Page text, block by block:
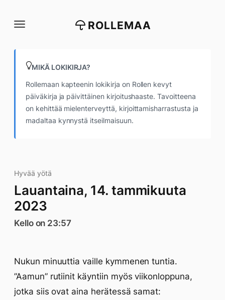
suoraan
ROLLEMAA
MIKÄ LOKIKIRJA?
Rollemaan kapteenin lokikirja on Rollen kevyt
päiväkirja ja päivittäinen kirjoitushaaste. Tavoitteena
on kehittää mielenterveyttä, kirjoittamisharrastusta ja
madaltaa kynnystä itseilmaisuun.
Hyvää yötä
Lauantaina, 14. tammikuuta
2023
Kello on 23:57
Nukun minuuttia vaille kymmenen tuntia.
”Aamun” rutiinit käyntiin myös viikonloppuna,
jotka siis ovat aina herätessä samat: